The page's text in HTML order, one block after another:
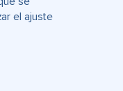
el ajuste